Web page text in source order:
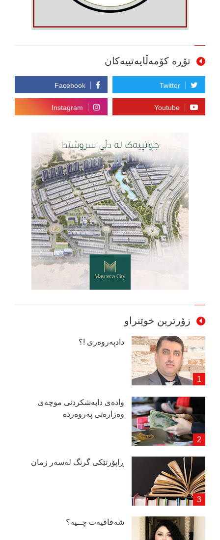
تۆڕە کۆمەڵایەتییەکان
زۆرترین خوێنراو
دادپەروەری !؟
وادەی دابەشكردنی موچەی
وەزارەتی پەروەردە
ڕاپۆرتێكی گرنگ لەسەر زمان
شەفافیەت چــیە؟